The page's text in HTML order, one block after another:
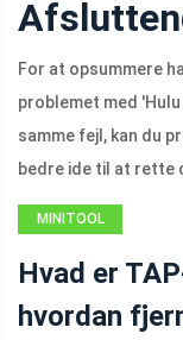
For at opsummere
problemet med
samme fejl, kan du
bedre ide til at rette
MINITOOL
Hvad er
hvordan